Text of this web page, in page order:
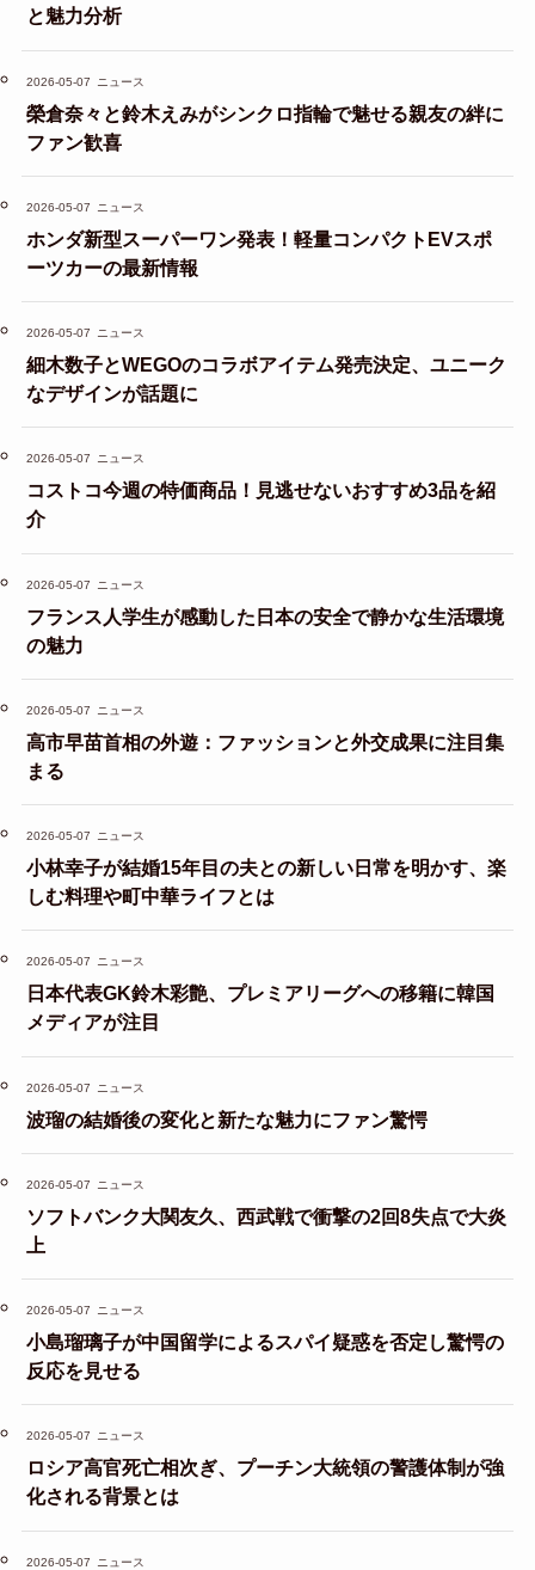
と魅力分析
2026-05-07 ニュース
榮倉奈々と鈴木えみがシンクロ指輪で魅せる親友の絆に
ファン歓喜
2026-05-07 ニュース
ホンダ新型スーパーワン発表！軽量コンパクトEVスポ
ーツカーの最新情報
2026-05-07 ニュース
細木数子とWEGOのコラボアイテム発売決定、ユニーク
なデザインが話題に
2026-05-07 ニュース
コストコ今週の特価商品！見逃せないおすすめ3品を紹
介
2026-05-07 ニュース
フランス人学生が感動した日本の安全で静かな生活環境
の魅力
2026-05-07 ニュース
高市早苗首相の外遊：ファッションと外交成果に注目集
まる
2026-05-07 ニュース
小林幸子が結婚15年目の夫との新しい日常を明かす、楽
しむ料理や町中華ライフとは
2026-05-07 ニュース
日本代表GK鈴木彩艶、プレミアリーグへの移籍に韓国
メディアが注目
2026-05-07 ニュース
波瑠の結婚後の変化と新たな魅力にファン驚愕
2026-05-07 ニュース
ソフトバンク大関友久、西武戦で衝撃の2回8失点で大炎
上
2026-05-07 ニュース
小島瑠璃子が中国留学によるスパイ疑惑を否定し驚愕の
反応を見せる
2026-05-07 ニュース
ロシア高官死亡相次ぎ、プーチン大統領の警護体制が強
化される背景とは
2026-05-07 ニュース